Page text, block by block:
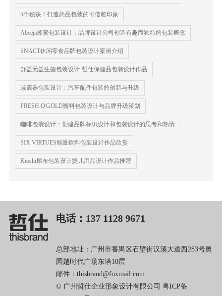
5个秘诀！打造药品包装的可信赖印象
Abeeja蜂蜜包装设计：品牌设计公司创造有趣而独特的包装概念
SNACT休闲零食品牌包装设计案例介绍
舒益元益生菌包装设计-哲仕保健品包装设计作品
减震器包装设计：汽车配件包装的创新与升级
FRESH O'GOLD酱料包装设计与品牌升级策划
咖啡包装设计：创建品牌标识设计和包装设计的思考和热情
SIX VIRTUES能量饮料包装设计作品欣赏
Kioshi尿布包装设计婴儿用品设计作品推荐
电话：137 1128 9671
总部地址：广州市番禺区石壁街汉溪大道西283号奥
园越时代广场东塔10层
邮件：thisbrand@foxmail.com
© 广州哲仕企业形象设计有限公司 粤ICP备